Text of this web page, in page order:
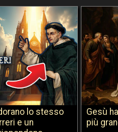
lo stesso
e un
Gesù
più